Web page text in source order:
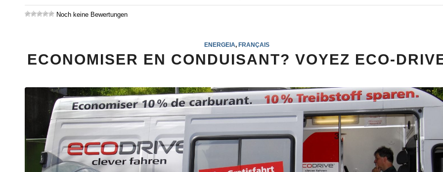
Noch keine Bewertungen
ENERGEIA,FRANÇAIS
ECONOMISER EN CONDUISANT? VOYEZ ECO-